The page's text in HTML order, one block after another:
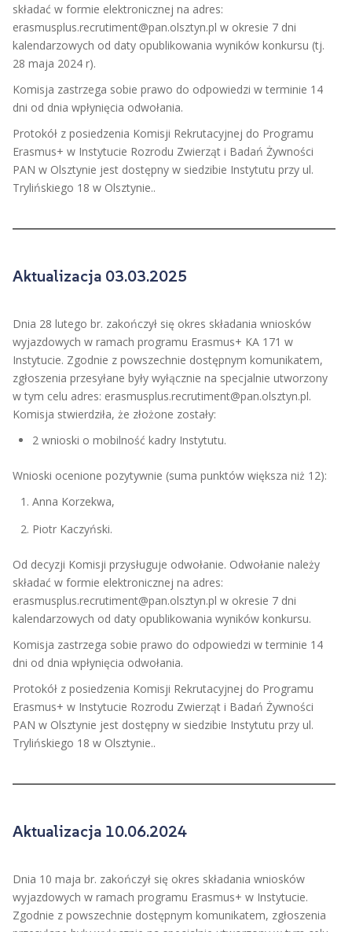
składać w formie elektronicznej na adres:
erasmusplus.recrutiment@pan.olsztyn.pl w okresie 7 dni
kalendarzowych od daty opublikowania wyników konkursu (tj.
28 maja 2024 r).
Komisja zastrzega sobie prawo do odpowiedzi w terminie 14
dni od dnia wpłynięcia odwołania.
Protokół z posiedzenia Komisji Rekrutacyjnej do Programu
Erasmus+ w Instytucie Rozrodu Zwierząt i Badań Żywności
PAN w Olsztynie jest dostępny w siedzibie Instytutu przy ul.
Trylińskiego 18 w Olsztynie..
Aktualizacja 03.03.2025
Dnia 28 lutego br. zakończył się okres składania wniosków
wyjazdowych w ramach programu Erasmus+ KA 171 w
Instytucie. Zgodnie z powszechnie dostępnym komunikatem,
zgłoszenia przesyłane były wyłącznie na specjalnie utworzony
w tym celu adres: erasmusplus.recrutiment@pan.olsztyn.pl.
Komisja stwierdziła, że złożone zostały:
2 wnioski o mobilność kadry Instytutu.
Wnioski ocenione pozytywnie (suma punktów większa niż 12):
Anna Korzekwa,
Piotr Kaczyński.
Od decyzji Komisji przysługuje odwołanie. Odwołanie należy
składać w formie elektronicznej na adres:
erasmusplus.recrutiment@pan.olsztyn.pl w okresie 7 dni
kalendarzowych od daty opublikowania wyników konkursu.
Komisja zastrzega sobie prawo do odpowiedzi w terminie 14
dni od dnia wpłynięcia odwołania.
Protokół z posiedzenia Komisji Rekrutacyjnej do Programu
Erasmus+ w Instytucie Rozrodu Zwierząt i Badań Żywności
PAN w Olsztynie jest dostępny w siedzibie Instytutu przy ul.
Trylińskiego 18 w Olsztynie..
Aktualizacja 10.06.2024
Dnia 10 maja br. zakończył się okres składania wniosków
wyjazdowych w ramach programu Erasmus+ w Instytucie.
Zgodnie z powszechnie dostępnym komunikatem, zgłoszenia